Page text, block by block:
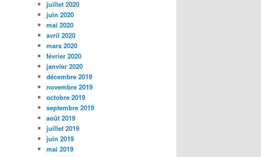
juillet 2020
juin 2020
mai 2020
avril 2020
mars 2020
février 2020
janvier 2020
décembre 2019
novembre 2019
octobre 2019
septembre 2019
août 2019
juillet 2019
juin 2019
mai 2019